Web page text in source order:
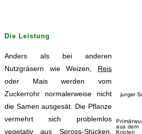
Die Leistung
Anders als bei anderen
Nutzgräsern wie Weizen, Reis
oder Mais werden vom
Zuckerrohr normalerweise nicht
die Samen ausgesät. Die Pflanze
vermehrt sich problemlos
vegetativaus Spross-Stücken,